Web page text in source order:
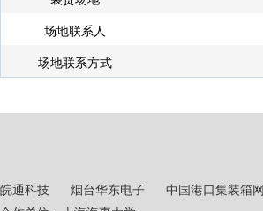
场地联系人
场地联系方式
皖通科技 烟台华东电子 中国港口集装箱网